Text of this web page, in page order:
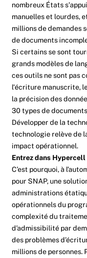
nombreux États
manuelles et lourdes,
millions de demandes
de documents
Si certains se sont
grands modèles de
ces outils ne sont pas
l'écriture manuscrite,
la précision des
30 types de
Développer de la
technologie relève de
impact opérationnel.
Entrez dans Hypercell
C’est pourquoi, à
pour SNAP, une
administrations
opérationnels du
complexité du
d’admissibilité par
des problèmes
millions de personnes.